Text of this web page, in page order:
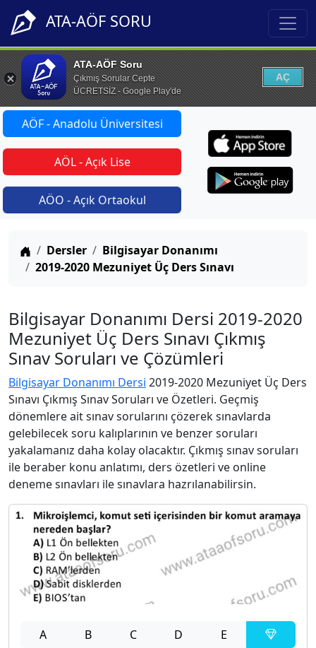
ATA-AÖF SORU
ATA-AÖF Soru
Çıkmış Sorular Cepte
ÜCRETSİZ - Google Play'de
AÇ
AÖF - Anadolu Üniversitesi
AÖL - Açık Lise
AÖO - Açık Ortaokul
Anasayfa
Dersler
Bilgisayar Donanımı
2019-2020 Mezuniyet Üç Ders Sınavı
Bilgisayar Donanımı Dersi 2019-2020
Mezuniyet Üç Ders Sınavı Çıkmış
Sınav Soruları ve Çözümleri
Bilgisayar Donanımı Dersi 2019-2020 Mezuniyet Üç Ders
Sınavı Çıkmış Sınav Soruları ve Özetleri. Geçmiş
dönemlere ait sınav sorularını çözerek sınavlarda
gelebilecek soru kalıplarının ve benzer soruları
yakalamanız daha kolay olacaktır. Çıkmış sınav soruları
ile beraber konu anlatımı, ders özetleri ve online
deneme sınavları ile sınavlara hazrılanabilirsin.
A B C D E